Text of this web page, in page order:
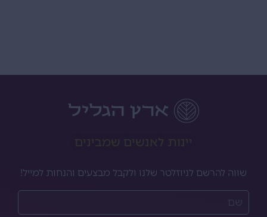
יינות לאנשים שמבינים
שווה להרשם לניוזלטר שלנו ולקבל מבצעים והנחות למייל!